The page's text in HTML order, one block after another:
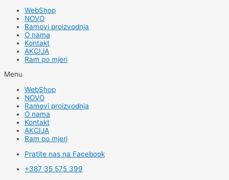
WebShop
NOVO
Ramovi proizvodnja
O nama
Kontakt
AKCIJA
Ram po mjeri
Menu
WebShop
NOVO
Ramovi proizvodnja
O nama
Kontakt
AKCIJA
Ram po mjeri
Pratite nas na Facebook
+387 35 575 399